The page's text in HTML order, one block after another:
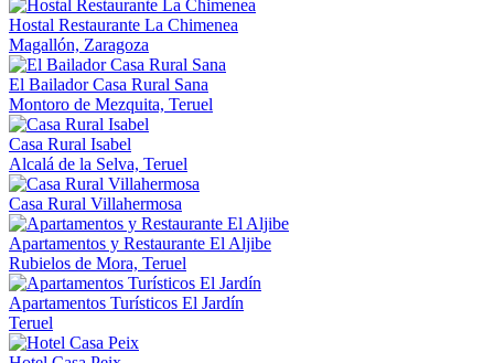
Hostal Restaurante La Chimenea
Magallón, Zaragoza
El Bailador Casa Rural Sana
Montoro de Mezquita, Teruel
Casa Rural Isabel
Alcalá de la Selva, Teruel
Casa Rural Villahermosa
Apartamentos y Restaurante El Aljibe
Rubielos de Mora, Teruel
Apartamentos Turísticos El Jardín
Teruel